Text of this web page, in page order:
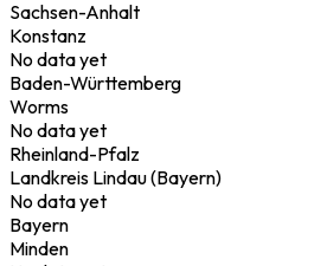
Sachsen-Anhalt
Konstanz
No data yet
Baden-Württemberg
Worms
No data yet
Rheinland-Pfalz
Landkreis Lindau (Bayern)
No data yet
Bayern
Minden